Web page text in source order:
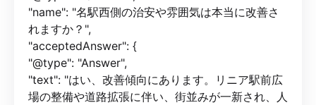
"name": "名駅西側の治安や雰囲気は本当に改善さ
れますか？",
"acceptedAnswer": {
"@type": "Answer",
"text": "はい、改善傾向にあります。リニア駅前広
場の整備や道路拡張に伴い、街並みが一新され、人